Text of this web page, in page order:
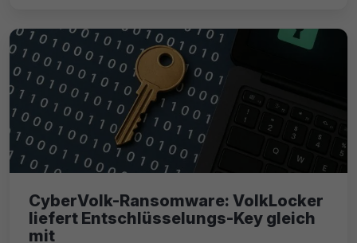
CyberVolk-Ransomware: VolkLocker
liefert Entschlüsselungs-Key gleich
mit